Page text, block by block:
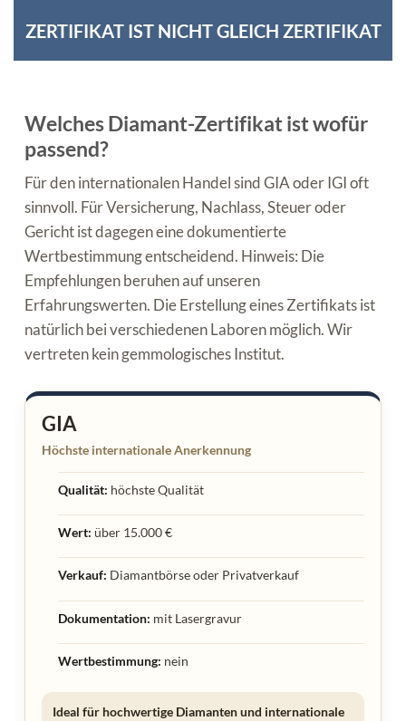
ZERTIFIKAT IST NICHT GLEICH ZERTIFIKAT
Welches Diamant-Zertifikat ist wofür
passend?
Für den internationalen Handel sind GIA oder IGI oft
sinnvoll. Für Versicherung, Nachlass, Steuer oder
Gericht ist dagegen eine dokumentierte
Wertbestimmung entscheidend. Hinweis: Die
Empfehlungen beruhen auf unseren
Erfahrungswerten. Die Erstellung eines Zertifikats ist
natürlich bei verschiedenen Laboren möglich. Wir
vertreten kein gemmologisches Institut.
GIA
Höchste internationale Anerkennung
Qualität: höchste Qualität
Wert: über 15.000 €
Verkauf: Diamantbörse oder Privatverkauf
Dokumentation: mit Lasergravur
Wertbestimmung: nein
Ideal für hochwertige Diamanten und internationale